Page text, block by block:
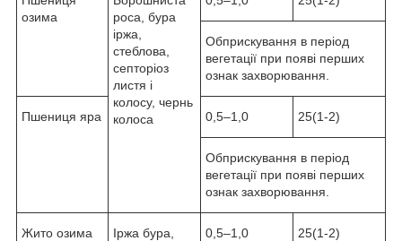
озима
роса, бура
іржа,
стеблова,
септоріоз
листя і
колосу, чернь
колоса
Обприскування в період
вегетації при появі перших
ознак захворювання.
Пшениця яра 0,5–1,0 25(1-2)
Обприскування в період
вегетації при появі перших
ознак захворювання.
Жито озима
Іржа бура,
0,5–1,0 25(1-2)